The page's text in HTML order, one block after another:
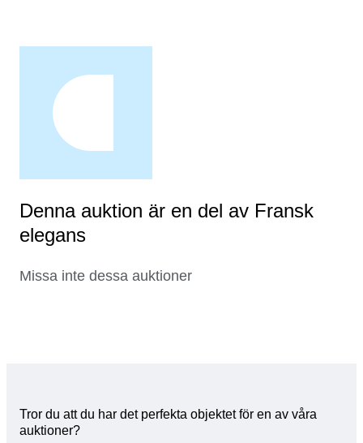
Denna auktion är en del av Fransk
elegans
Missa inte dessa auktioner
Tror du att du har det perfekta objektet för en av våra
auktioner?